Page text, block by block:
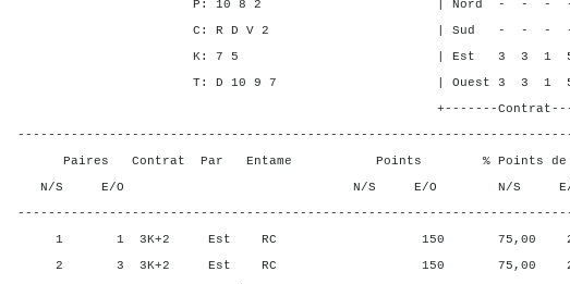
P: 10 8 2 | Nord - - - -
C: R D V 2 | Sud - - - -
K: 7 5 | Est 3 3 1 5
T: D 10 9 7 | Ouest 3 3 1 5
+-------
Paires Contrat Par Entame Points % Points de
N/S E/O N/S E/O N/S E/
1 1 3K+2 Est RC 150 75,00
2 3 3K+2 Est RC 150 75,00